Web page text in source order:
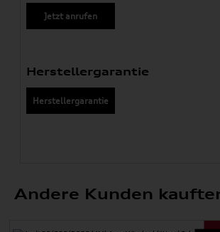
Jetzt anrufen
Herstellergarantie
Herstellergarantie
Andere Kunden